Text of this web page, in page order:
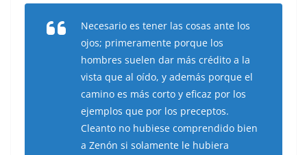
Necesario es tener las cosas ante los
ojos; primeramente porque los
hombres suelen dar más crédito a la
vista que al oído, y además porque el
camino es más corto y eficaz por los
ejemplos que por los preceptos.
Cleanto no hubiese comprendido bien
a Zenón si solamente le hubiera